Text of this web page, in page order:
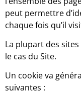
peut permettre
chaque fois qu’il
La plupart des
le cas du Site.
Un cookie va
suivantes :